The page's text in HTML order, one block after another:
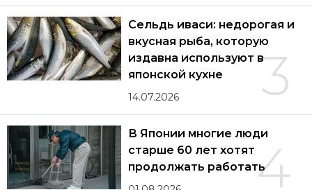
3
Сельдь иваси: недорогая и
вкусная рыба, которую
издавна используют в
японской кухне
14.07.2026
4
В Японии многие люди
старше 60 лет хотят
продолжать работать